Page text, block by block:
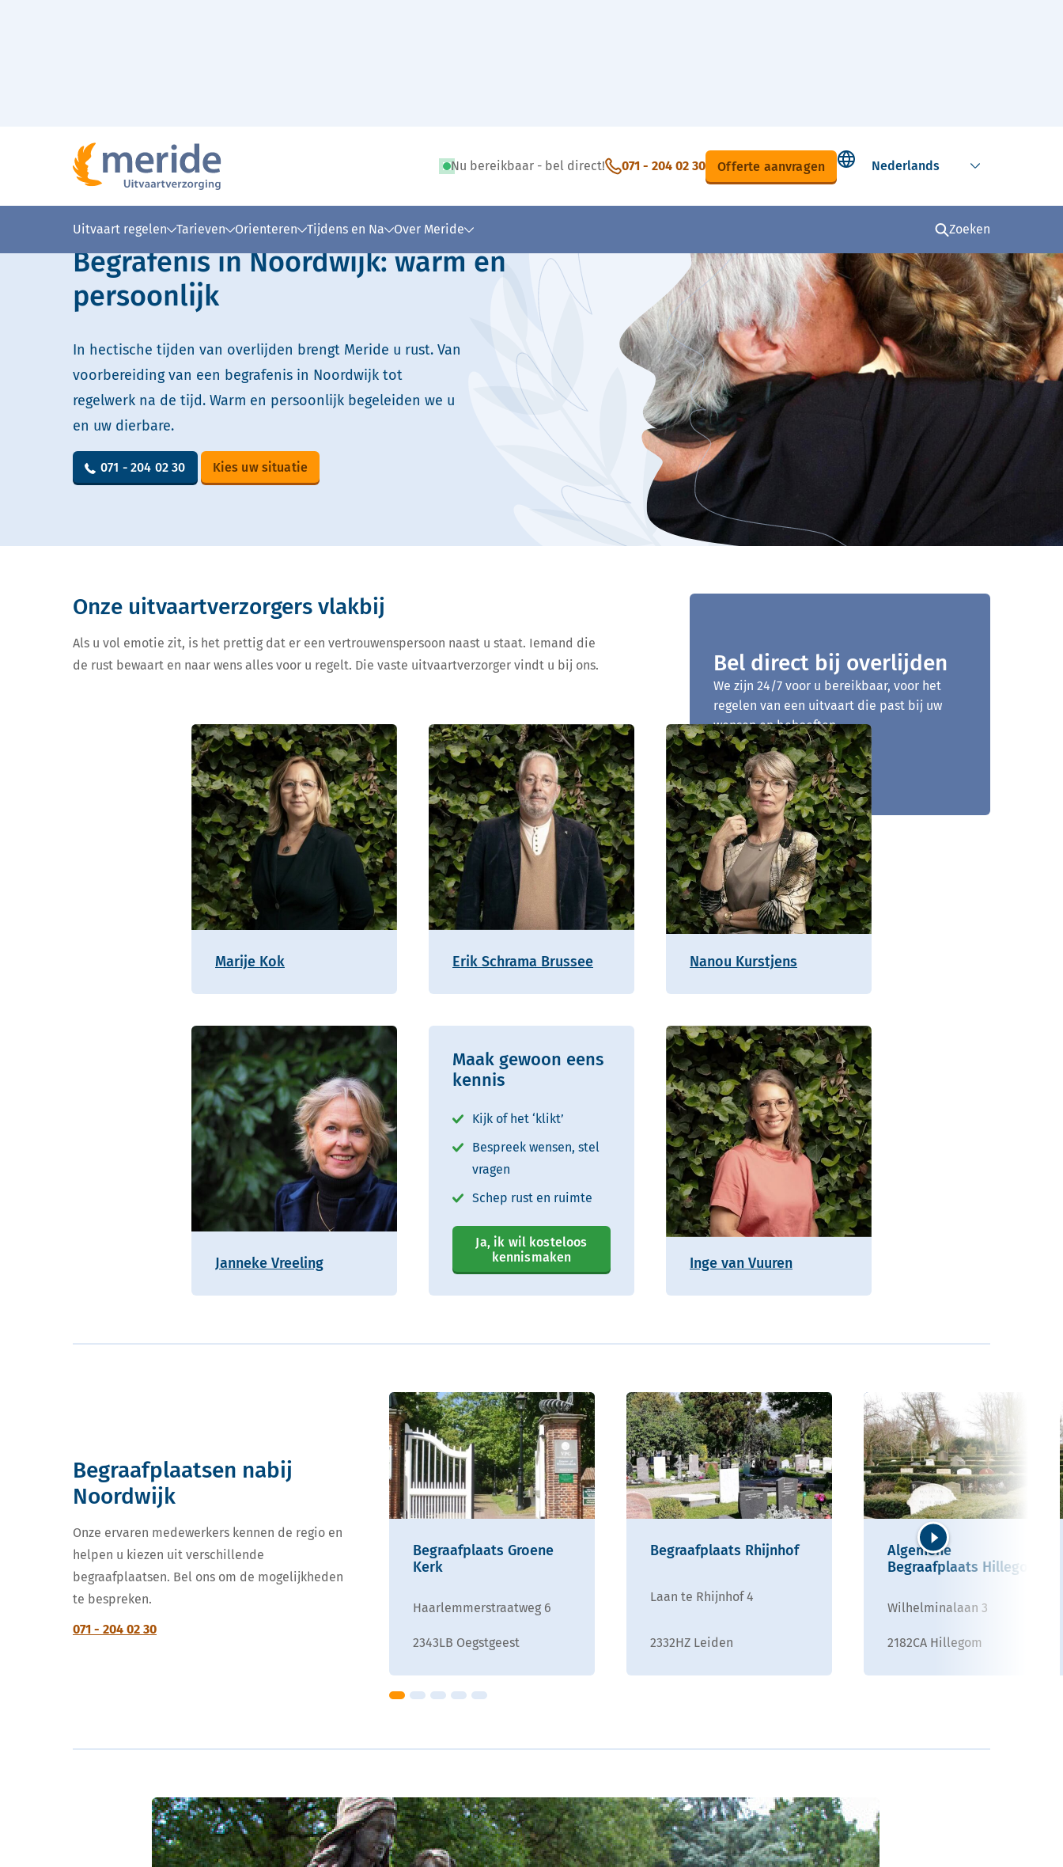
Nu bereikbaar - bel direct! 071 - 204 02 30 Offerte aanvragen
Select language
Uitvaart regelen Tarieven Orienteren Tijdens en Na Over Meride Zoeken
Lees voor Uitleg woorden Simpele tekst
Begrafenis in Noordwijk: warm en
persoonlijk
In hectische tijden van overlijden brengt Meride u rust. Van
voorbereiding van een begrafenis in Noordwijk tot
regelwerk na de tijd. Warm en persoonlijk begeleiden we u
en uw dierbare.
071 - 204 02 30 Kies uw situatie
Bel direct bij overlijden
We zijn 24/7 voor u bereikbaar, voor het
regelen van een uitvaart die past bij uw
wensen en behoeften.
071 - 204 02 30
Onze uitvaartverzorgers vlakbij
Als u vol emotie zit, is het prettig dat er een vertrouwenspersoon naast u staat. Iemand die
de rust bewaart en naar wens alles voor u regelt. Die vaste uitvaartverzorger vindt u bij ons.
Marije Kok Erik Schrama Brussee Nanou Kurstjens
Janneke Vreeling
Maak gewoon eens
kennis
Kijk of het ‘klikt’
Bespreek wensen, stel
vragen
Schep rust en ruimte
Ja, ik wil kosteloos
kennismaken
Inge van Vuuren
Begraafplaatsen nabij
Noordwijk
Onze ervaren medewerkers kennen de regio en
helpen u kiezen uit verschillende
begraafplaatsen. Bel ons om de mogelijkheden
te bespreken.
071 - 204 02 30
Begraafplaats Groene
Kerk
Haarlemmerstraatweg 6
2343LB Oegstgeest
Begraafplaats Rhijnhof
Laan te Rhijnhof 4
2332HZ Leiden
Algemene
Begraafplaats Hillegom
Wilhelminalaan 3
2182CA Hillegom
Volgende